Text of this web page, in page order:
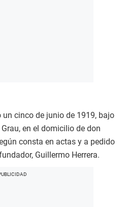
cinco de junio de 1919, bajo
en el domicilio de don
consta en actas y a pedido
Guillermo Herrera.